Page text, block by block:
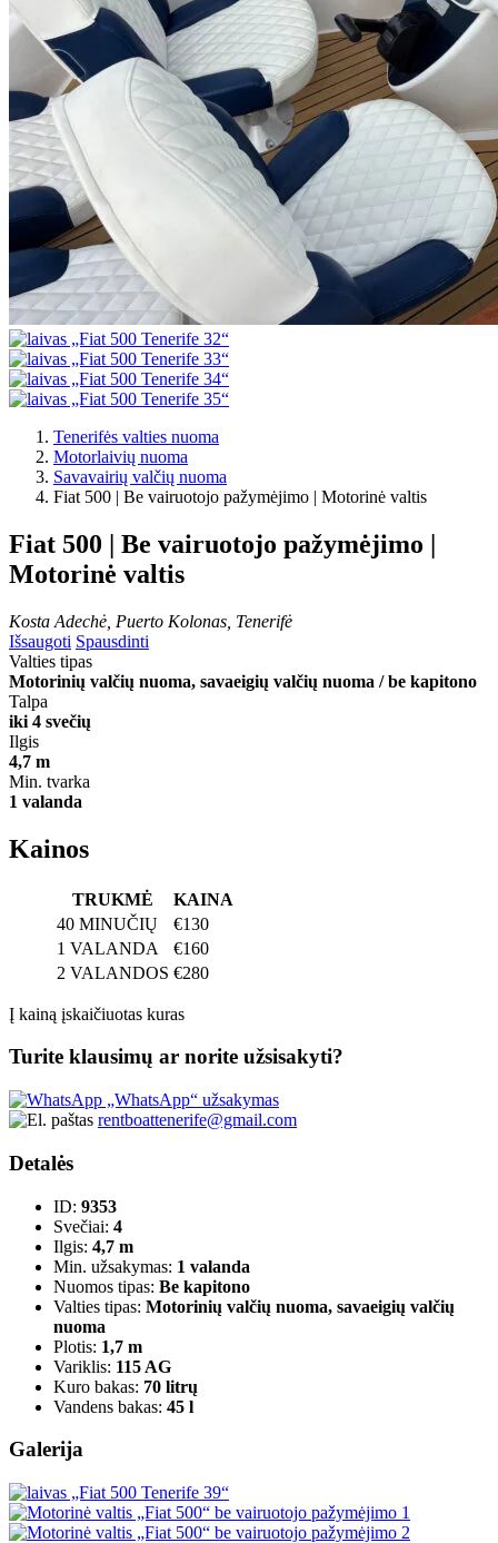
Tenerifės valties nuoma
Motorlaivių nuoma
Savavairių valčių nuoma
Fiat 500 | Be vairuotojo pažymėjimo | Motorinė valtis
Fiat 500 | Be vairuotojo pažymėjimo |
Motorinė valtis
Kosta Adechė, Puerto Kolonas, Tenerifė
Išsaugoti Spausdinti
Valties tipas
Motorinių valčių nuoma, savaeigių valčių nuoma / be kapitono
Talpa
iki 4 svečių
Ilgis
4,7 m
Min. tvarka
1 valanda
Kainos
TRUKMĖ
KAINA
40 MINUČIŲ
€130
1 VALANDA
€160
2 VALANDOS €280
Į kainą įskaičiuotas kuras
Turite klausimų ar norite užsisakyti?
„WhatsApp“ užsakymas
rentboattenerife@gmail.com
Detalės
ID: 9353
Svečiai: 4
Ilgis: 4,7 m
Min. užsakymas: 1 valanda
Nuomos tipas: Be kapitono
Valties tipas: Motorinių valčių nuoma, savaeigių valčių
nuoma
Plotis: 1,7 m
Variklis: 115 AG
Kuro bakas: 70 litrų
Vandens bakas: 45 l
Galerija